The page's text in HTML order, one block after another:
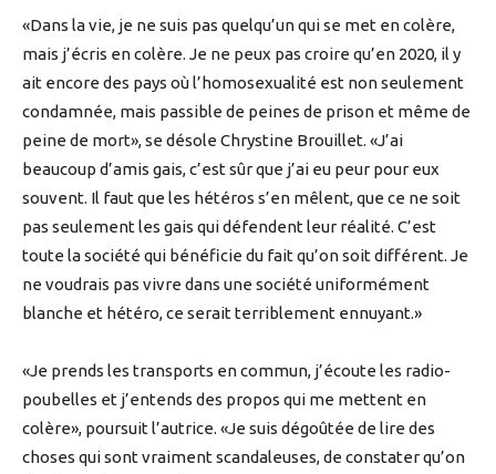
«Dans la vie, je ne suis pas quelqu’un qui se met en colère,
mais j’écris en colère. Je ne peux pas croire qu’en 2020, il y
ait encore des pays où l’homosexualité est non seulement
condamnée, mais passible de peines de prison et même de
peine de mort», se désole Chrystine Brouillet. «J’ai
beaucoup d’amis gais, c’est sûr que j’ai eu peur pour eux
souvent. Il faut que les hétéros s’en mêlent, que ce ne soit
pas seulement les gais qui défendent leur réalité. C’est
toute la société qui bénéficie du fait qu’on soit différent. Je
ne voudrais pas vivre dans une société uniformément
blanche et hétéro, ce serait terriblement ennuyant.»
«Je prends les transports en commun, j’écoute les radio-
poubelles et j’entends des propos qui me mettent en
colère», poursuit l’autrice. «Je suis dégoûtée de lire des
choses qui sont vraiment scandaleuses, de constater qu’on